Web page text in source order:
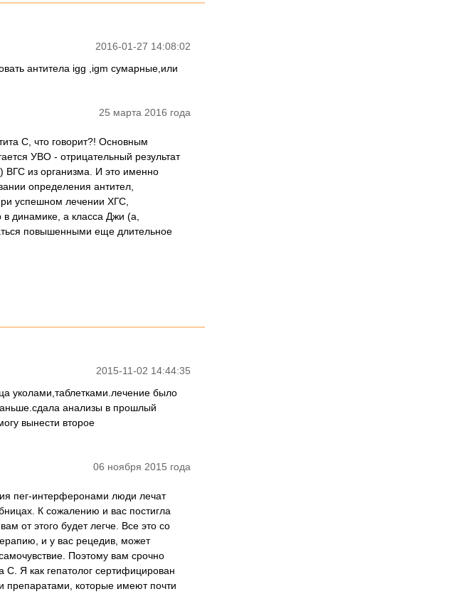
2016-01-27 14:08:02
антитела igg ,igm сумарные,или
25 марта 2016 года
С, что говорит?! Основным
УВО - отрицательный результат
ВГС из организма. И это именно
определения антител,
успешном лечении ХГС,
динамике, а класса Джи (а,
повышенными еще длительное
2015-11-02 14:44:35
уколами,таблетками.лечение было
анализы в прошлый
вынести второе
06 ноября 2015 года
пег-интерферонами люди лечат
К сожалению и вас постигла
от этого будет легче. Все это со
и у вас рецедив, может
Поэтому вам срочно
Я как гепатолог сертифицирован
препаратами, которые имеют почти